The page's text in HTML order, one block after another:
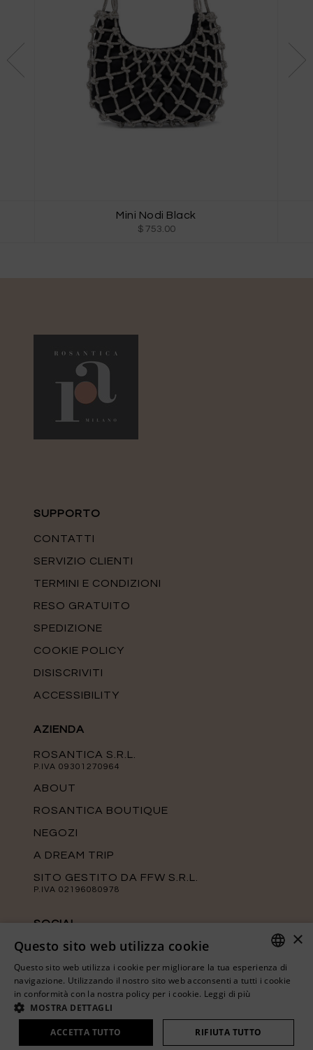
Mini Nodi Black
$ 753.00
SUPPORTO
CONTATTI
SERVIZIO CLIENTI
TERMINI E CONDIZIONI
RESO GRATUITO
SPEDIZIONE
COOKIE POLICY
DISISCRIVITI
ACCESSIBILITY
AZIENDA
ROSANTICA S.R.L.
P.IVA 09301270964
ABOUT
ROSANTICA BOUTIQUE
NEGOZI
A DREAM TRIP
SITO GESTITO DA FFW S.R.L.
P.IVA 02196080978
SOCIAL
Tieniti aggiornato sulle ultime novità di
ufficiali.
ITALIAN
×
Questo sito web utilizza cookie
Questo sito web utilizza i cookie per migliorare la tua esperienza di
navigazione. Utilizzando il nostro sito web acconsenti a tutti i cookie
in conformità con la nostra policy per i cookie. Leggi di più
MOSTRA DETTAGLI
ACCETTA TUTTO RIFIUTA TUTTO